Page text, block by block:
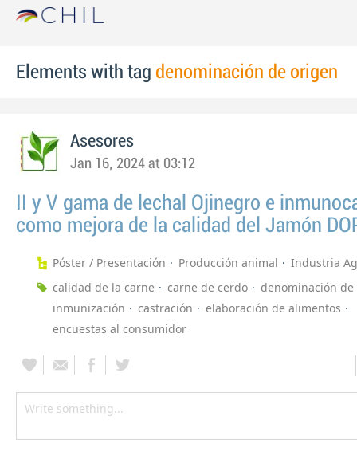
Elements with tag denominación de origen
Asesores
Jan 16, 2024 at 03:12
II y V gama de lechal Ojinegro e
como mejora de la calidad del Jamón
Póster / Presentación Producción animal
Industria
calidad de la carne
carne de cerdo
denominación
inmunización
castración
elaboración de alimentos
encuestas al consumidor